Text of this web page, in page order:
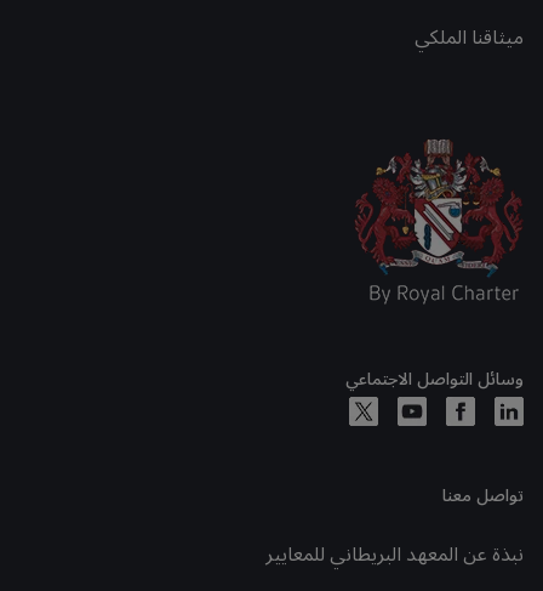
ميثاقنا الملكي
وسائل التواصل الاجتماعي
تواصل معنا
نبذة عن المعهد البريطاني للمعايير